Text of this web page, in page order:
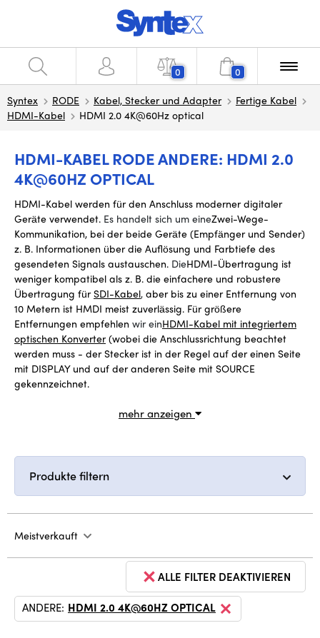
0 0
Syntex RODE Kabel, Stecker und Adapter
Fertige Kabel
HDMI-Kabel
HDMI 2.0 4K@60Hz optical
HDMI-KABEL RODE ANDERE: HDMI 2.0
4K@60HZ OPTICAL
HDMI-Kabel werden für den Anschluss moderner digitaler
Geräte verwendet. Es handelt sich um eineZwei-Wege-
Kommunikation, bei der beide Geräte (Empfänger und Sender)
z. B. Informationen über die Auflösung und Farbtiefe des
gesendeten Signals austauschen. DieHDMI-Übertragung ist
weniger kompatibel als z. B. die einfachere und robustere
Übertragung fürSDI-Kabel, aber bis zu einer Entfernung von
10 Metern ist HMDI meist zuverlässig. Für größere
Entfernungen empfehlen wir einHDMI-Kabel mit integriertem
optischen Konverter (wobei die Anschlussrichtung beachtet
werden muss - der Stecker ist in der Regel auf der einen Seite
mit DISPLAY und auf der anderen Seite mit SOURCE
gekennzeichnet.
mehr anzeigen
Produkte filtern
Meistverkauft
ALLE FILTER DEAKTIVIEREN
ANDERE: HDMI 2.0 4K@60HZ OPTICAL